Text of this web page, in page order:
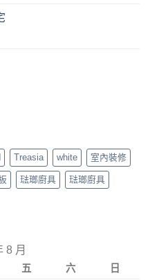
Treasia white 室內裝修
琺瑯廚具 琺瑯廚具
8 月
五 六 日